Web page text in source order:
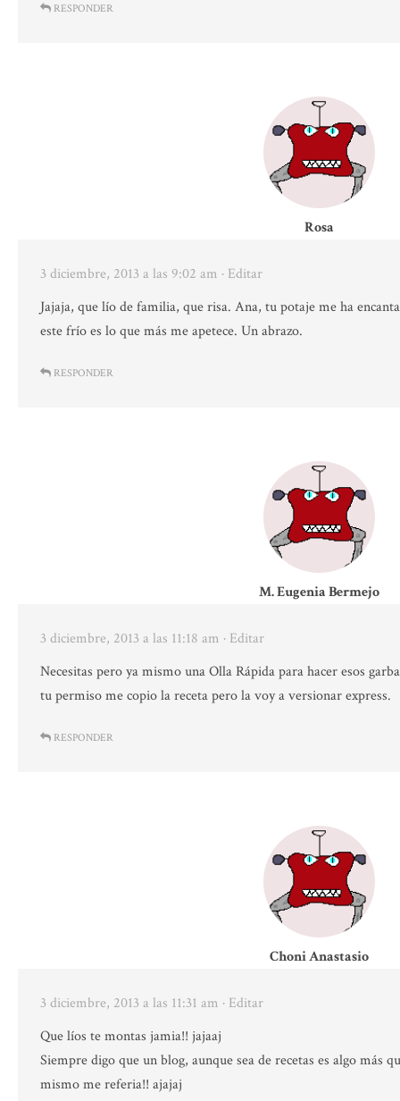
RESPONDER
Rosa
3 diciembre, 2013 a las 9:02 am · Editar
Jajaja, que lío de familia, que risa. Ana, tu potaje me ha
este frío es lo que más me apetece. Un abrazo.
RESPONDER
M. Eugenia Bermejo
3 diciembre, 2013 a las 11:18 am · Editar
Necesitas pero ya mismo una Olla Rápida para hacer esos
tu permiso me copio la receta pero la voy a versionar express.
RESPONDER
Choni Anastasio
3 diciembre, 2013 a las 11:31 am · Editar
Que líos te montas jamia!! jajaaj
Siempre digo que un blog, aunque sea de recetas es algo más
mismo me referia!! ajajaj